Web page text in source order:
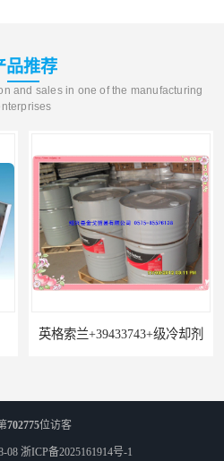
品推荐
and sales in one of the manufacturing
英格索兰+39433743+级冷却剂
702775位访客
08 浙ICP备2025161914号-1